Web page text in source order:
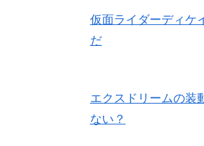
仮面ライダーディケ
だ
エクスドリームの装
ない？